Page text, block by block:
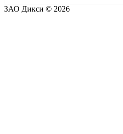
ЗАО Дикси © 2026